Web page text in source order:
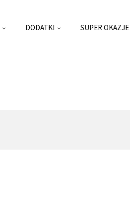
DODATKI SUPER OKAZJE